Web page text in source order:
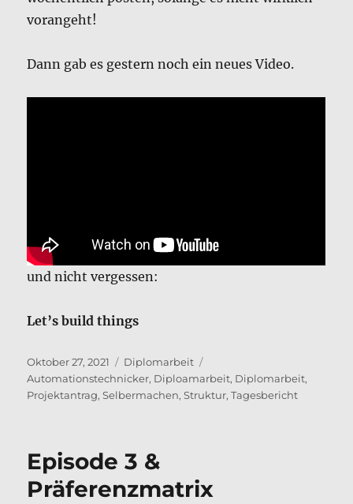
vorangeht!
Dann gab es gestern noch ein neues Video.
und nicht vergessen:
Let’s build things
Veröffentlicht
am
Oktober 27, 2021 Kategorien
Diplomarbeit
Automationstechnicker, Diploamarbeit, Diplomarbeit,
Projektantrag,Selbermachen,Struktur,Tagesbericht
Episode 3 &
Präferenzmatrix